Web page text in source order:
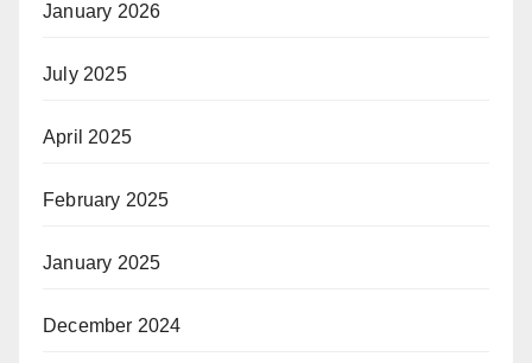
January 2026
July 2025
April 2025
February 2025
January 2025
December 2024